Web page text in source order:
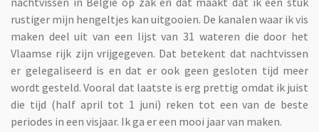
rustiger mijn hengeltjes kan uitgooien. De kanalen waar ik vis
maken deel uit van een lijst van 31 wateren die door het
Vlaamse rijk zijn vrijgegeven. Dat betekent dat nachtvissen
er gelegaliseerd is en dat er ook geen gesloten tijd meer
wordt gesteld. Vooral dat laatste is erg prettig omdat ik juist
die tijd (half april tot 1 juni) reken tot een van de beste
periodes in een visjaar. Ik ga er een mooi jaar van maken.